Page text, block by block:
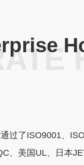
过了ISO9001、
、美国UL、日本